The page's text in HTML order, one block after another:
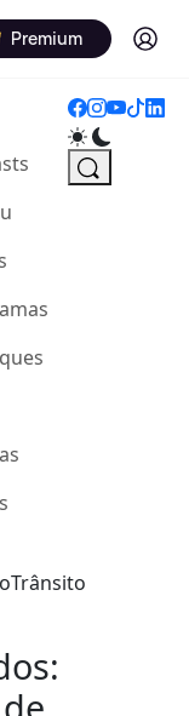
Premium Log in
Trânsito